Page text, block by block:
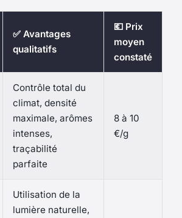
✅ Avantages
qualitatifs
💶 Prix
moyen
constaté
Contrôle total du
climat, densité
maximale, arômes
intenses,
traçabilité
parfaite
8 à 10
€/g
Utilisation de la
lumière naturelle,